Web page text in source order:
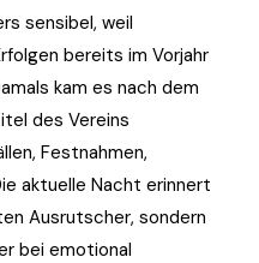
sensibel, weil
bereits im Vorjahr
kam es nach dem
des Vereins
Festnahmen,
aktuelle Nacht erinnert
Ausrutscher, sondern
bei emotional